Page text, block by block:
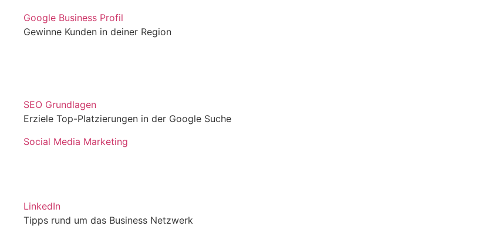
Google Business Profil
Gewinne Kunden in deiner Region
SEO Grundlagen
Erziele Top-Platzierungen in der Google Suche
Social Media Marketing
LinkedIn
Tipps rund um das Business Netzwerk